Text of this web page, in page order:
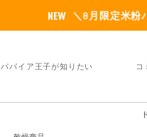
＼8月限定米粉
コ
パパイア王子が知りたい